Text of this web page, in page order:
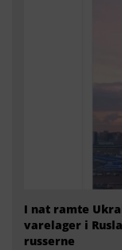
I nat ramte
varelager i
russerne